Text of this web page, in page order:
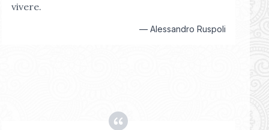
vivere.
— Alessandro Ruspoli